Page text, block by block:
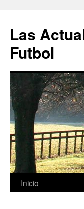
Las
Futbol
Saltar
Inicio